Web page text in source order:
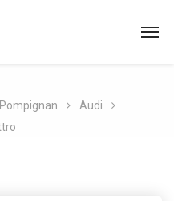
Pompignan
Audi